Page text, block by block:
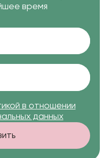
время
в отношении
данных